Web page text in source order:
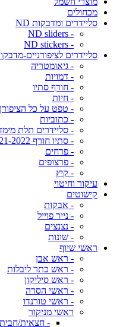
מכחולים
סליידרים ומדבקות ND
- ND sliders
- ND stickers
סליידרים לציפורניים-
- גיאומטריה
- דמויות
- חורף סתיו
- חיות
- טפט על כל הציפורן
- כתוביות
- סליידרים תלת
- סתיו חורף 2021-2022
- פרחים
- פרצופים
- קיץ
עיקור וחיטוי
קישוטים
- אבקות
- נייר פוייל
- נצנצים
- שונות
ראשי שיוף
- ראש אבן
- ראש כתר ליבלות
- ראש סיליקון
- ראשי הסרה
- ראשי טורנדו
ראשי מניקור
- חצאית/